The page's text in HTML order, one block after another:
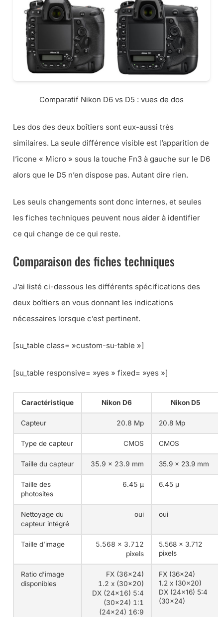
Comparatif Nikon D6 vs D5 : vues de dos
Les dos des deux boîtiers sont eux-aussi très
similaires. La seule différence visible est l’apparition de
l’icone « Micro » sous la touche Fn3 à gauche sur le D6
alors que le D5 n’en dispose pas. Autant dire rien.
Les seuls changements sont donc internes, et seules
les fiches techniques peuvent nous aider à identifier
ce qui change de ce qui reste.
Comparaison des fiches techniques
J’ai listé ci-dessous les différents spécifications des
deux boîtiers en vous donnant les indications
nécessaires lorsque c’est pertinent.
[su_table class= »custom-su-table »]
[su_table responsive= »yes » fixed= »yes »]
Caractéristique Nikon D6 Nikon D5
Capteur 20.8 Mp 20.8 Mp
Type de capteur CMOS CMOS
Taille du capteur 35.9 × 23.9 mm 35.9 × 23.9 mm
Taille des
photosites
6.45 µ 6.45 µ
Nettoyage du
capteur intégré
oui oui
Taille d’image
5.568 x 3.712
pixels
5.568 x 3.712
pixels
Ratio d’image
disponibles
FX (36×24)
1.2 x (30×20)
DX (24×16) 5:4
(30×24) 1:1
(24×24) 16:9
FX (36×24)
1.2 x (30×20)
DX (24×16) 5:4
(30×24)